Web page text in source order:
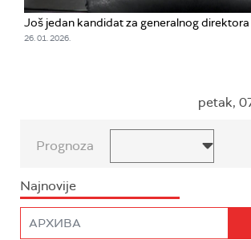
Još jedan kandidat za generalnog direktora
26. 01. 2026.
petak,
Prognoza
Najnovije